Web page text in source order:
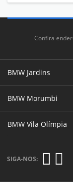
Confira
BMW Jardins
BMW Morumbi
BMW Vila Olímpia
SIGA-NOS: